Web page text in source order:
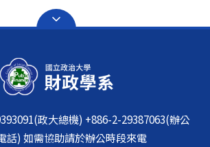
政大總機) +886-2-29387063(辦公
話) 如需協助請於辦公時段來電